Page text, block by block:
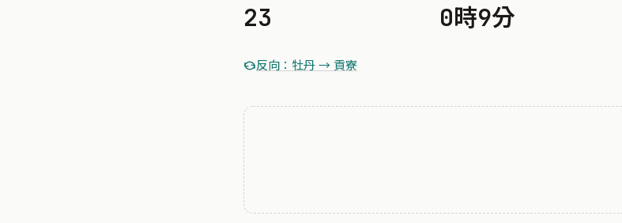
23 0時9分
反向：牡丹 → 貢寮